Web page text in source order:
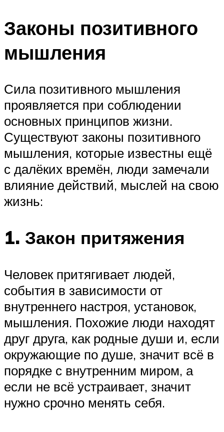
Законы позитивного
мышления
Сила позитивного мышления
проявляется при соблюдении
основных принципов жизни.
Существуют законы позитивного
мышления, которые известны ещё
с далёких времён, люди замечали
влияние действий, мыслей на свою
жизнь:
1. Закон притяжения
Человек притягивает людей,
события в зависимости от
внутреннего настроя, установок,
мышления. Похожие люди находят
друг друга, как родные души и, если
окружающие по душе, значит всё в
порядке с внутренним миром, а
если не всё устраивает, значит
нужно срочно менять себя.